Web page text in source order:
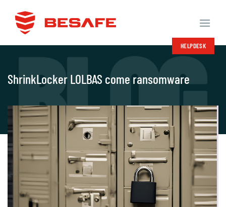
contenuti
HELPDESK
ShrinkLocker LOLBAS come ransomware